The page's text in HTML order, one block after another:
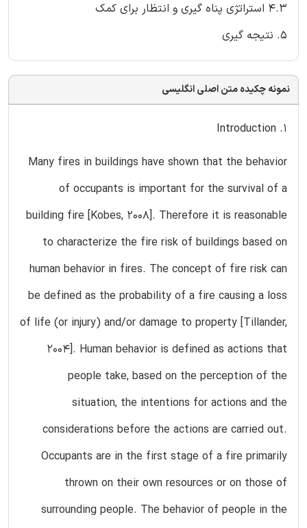
4.3 استراتژی پناه گیری و انتظار برای کمک
5. نتیجه گیری
نمونه چکیده متن اصلی انگلیسی
1. Introduction
Many fires in buildings have shown that the behavior
of occupants is important for the survival of a
building fire [Kobes, 2008]. Therefore it is reasonable
to characterize the fire risk of buildings based on
human behavior in fires. The concept of fire risk can
be defined as the probability of a fire causing a loss
of life (or injury) and/or damage to property [Tillander,
2004]. Human behavior is defined as actions that
people take, based on the perception of the
situation, the intentions for actions and the
considerations before the actions are carried out.
Occupants are in the first stage of a fire primarily
thrown on their own resources or on those of
surrounding people. The behavior of people in the